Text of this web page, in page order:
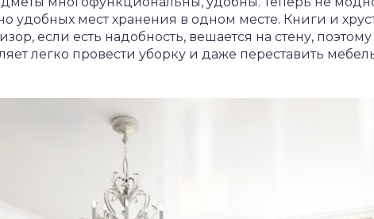
удобных мест хранения в одном месте. Книги и
если есть надобность, вешается на стену,
легко провести уборку и даже переставить